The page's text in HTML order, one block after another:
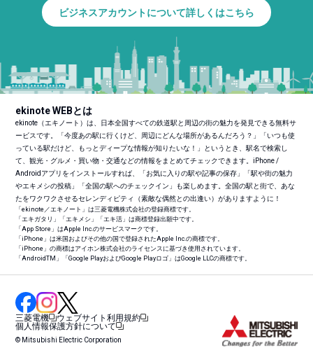
ビジネスアカウントについて詳しくはこちら
ekinote WEBとは
ekinote（エキノート）は、日本全国すべての鉄道駅と周辺の街の魅力を発見できる無料サ
ービスです。「今度あの駅に行くけど、周辺にどんな場所があるんだろう？」「いつも使
っている駅だけど、もっとディープな情報が知りたいな！」というとき、駅名で検索し
て、観光・グルメ・買い物・交通などの情報をまとめてチェックできます。iPhone /
Androidアプリをインストールすれば、「お気に入りの駅や記事の保存」「駅や街の魅力
やエキメシの投稿」「全国の駅へのチェックイン」も楽しめます。全国の駅と街で、あな
たをワクワクさせるセレンディピティ（素敵な偶然との出逢い）がありますように！
「ekinote／エキノート」は三菱電機株式会社の登録商標です。
「エキガタリ」「エキメシ」「エキ活」は商標登録出願中です。
「App Store」はApple Inc.のサービスマークです。
「iPhone」は米国およびその他の国で登録されたApple Inc.の商標です。
「iPhone」の商標はアイホン株式会社のライセンスに基づき使用されています。
「AndroidTM 」「Google PlayおよびGoogle Playロゴ」はGoogle LLCの商標です。
三菱電機
ウェブサイト利用規約
個人情報保護方針について
© Mitsubishi Electric Corporation